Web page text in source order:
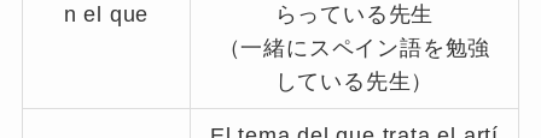
n el que
らっている先生
（一緒にスペイン語を勉強
している先生）